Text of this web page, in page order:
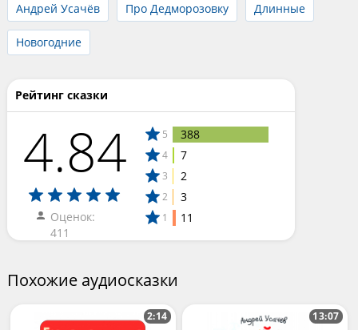
Андрей Усачёв
Про Дедморозовку Длинные
Новогодние
Рейтинг сказки
4.84
Оценок:
411
5 388
4 7
3 2
2 3
1 11
Похожие аудиосказки
2:14 13:07